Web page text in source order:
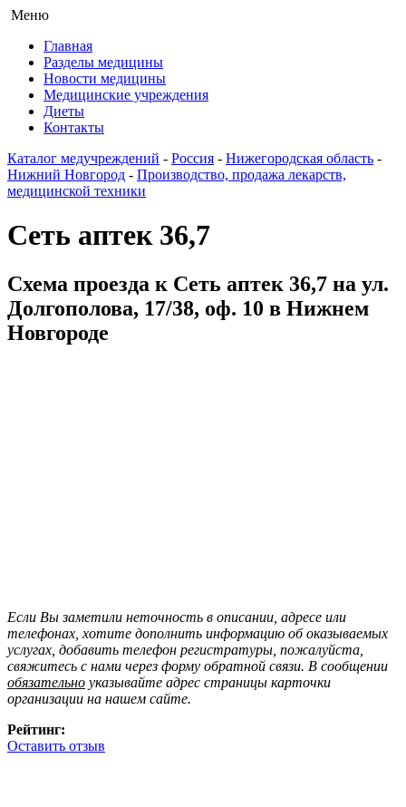
Меню
Главная
Разделы медицины
Новости медицины
Медицинские учреждения
Диеты
Контакты
Каталог медучреждений - Россия - Нижегородская область -
Нижний Новгород - Производство, продажа лекарств,
медицинской техники
Сеть аптек 36,7
Схема проезда к Сеть аптек 36,7 на ул.
Долгополова, 17/38, оф. 10 в Нижнем
Новгороде
Если Вы заметили неточность в описании, адресе или
телефонах, хотите дополнить информацию об оказываемых
услугах, добавить телефон регистратуры, пожалуйста,
свяжитесь с нами через форму обратной связи. В сообщении
обязательно указывайте адрес страницы карточки
организации на нашем сайте.
Рейтинг:
Оставить отзыв